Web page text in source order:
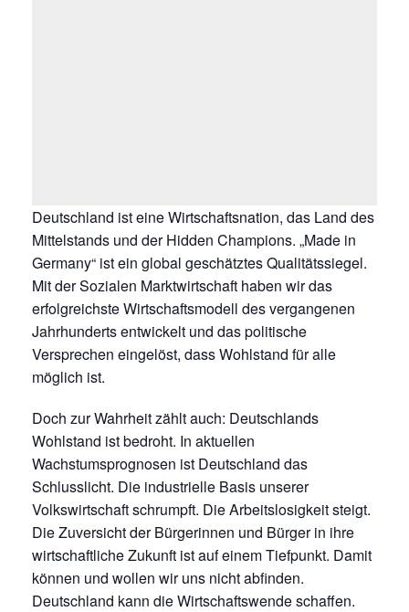
Deutschland ist eine Wirtschaftsnation, das Land des
Mittelstands und der Hidden Champions. „Made in
Germany“ ist ein global geschätztes Qualitätssiegel.
Mit der Sozialen Marktwirtschaft haben wir das
erfolgreichste Wirtschaftsmodell des vergangenen
Jahrhunderts entwickelt und das politische
Versprechen eingelöst, dass Wohlstand für alle
möglich ist.
Doch zur Wahrheit zählt auch: Deutschlands
Wohlstand ist bedroht. In aktuellen
Wachstumsprognosen ist Deutschland das
Schlusslicht. Die industrielle Basis unserer
Volkswirtschaft schrumpft. Die Arbeitslosigkeit steigt.
Die Zuversicht der Bürgerinnen und Bürger in ihre
wirtschaftliche Zukunft ist auf einem Tiefpunkt. Damit
können und wollen wir uns nicht abfinden.
Deutschland kann die Wirtschaftswende schaffen.